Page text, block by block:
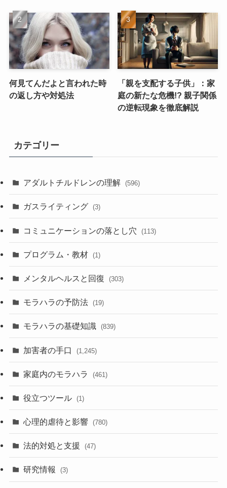
何見てんだよと言われた時
の返し方や対処法
「親を支配する子供」：家
庭の新たな危機!? 親子関係
の逆転現象を徹底解説
カテゴリー
アダルトチルドレンの理解 (596)
ガスライティング (3)
コミュニケーションの落とし穴 (113)
プログラム・教材 (1)
メンタルヘルスと回復 (303)
モラハラの予防法 (19)
モラハラの基礎知識 (839)
加害者の手口 (1,245)
家庭内のモラハラ (461)
役立つツール (1)
心理的虐待と影響 (780)
法的対処と支援 (47)
研究情報 (3)